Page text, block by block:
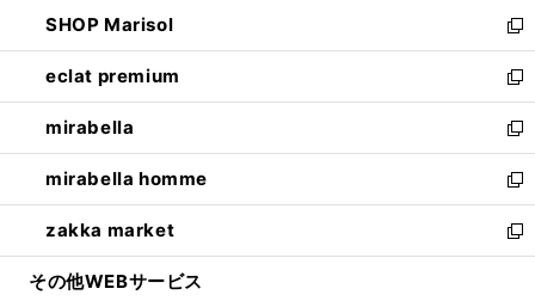
く
で
開
く
ド
ウ
で
開
く
ィ
ン
ド
ウ
で
開
く
い
ウ
ィ
ン
ド
ウ
で
開
く
SHOP Marisol
新
し
い
ウ
ィ
ン
ド
ウ
で
開
eclat premium
新
し
い
ウ
ィ
ン
ド
ウ
mirabella
新
し
い
ウ
ィ
ン
mirabella homme
新
し
い
ウ
zakka market
新
し
その他WEBサービス